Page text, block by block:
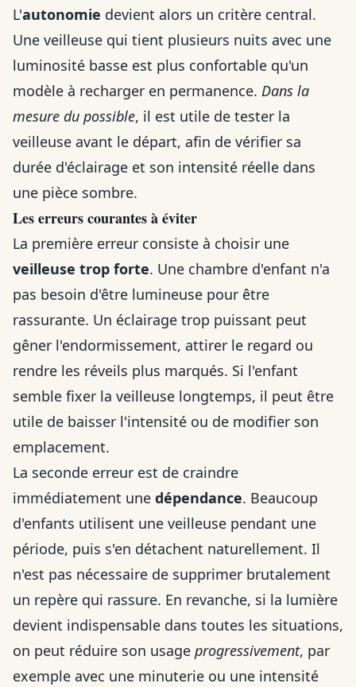
L'autonomie devient alors un critère central.
Une veilleuse qui tient plusieurs nuits avec une
luminosité basse est plus confortable qu'un
modèle à recharger en permanence. Dans la
mesure du possible, il est utile de tester la
veilleuse avant le départ, afin de vérifier sa
durée d'éclairage et son intensité réelle dans
une pièce sombre.
Les erreurs courantes à éviter
La première erreur consiste à choisir une
veilleuse trop forte. Une chambre d'enfant n'a
pas besoin d'être lumineuse pour être
rassurante. Un éclairage trop puissant peut
gêner l'endormissement, attirer le regard ou
rendre les réveils plus marqués. Si l'enfant
semble fixer la veilleuse longtemps, il peut être
utile de baisser l'intensité ou de modifier son
emplacement.
La seconde erreur est de craindre
immédiatement une dépendance. Beaucoup
d'enfants utilisent une veilleuse pendant une
période, puis s'en détachent naturellement. Il
n'est pas nécessaire de supprimer brutalement
un repère qui rassure. En revanche, si la lumière
devient indispensable dans toutes les situations,
on peut réduire son usage progressivement, par
exemple avec une minuterie ou une intensité